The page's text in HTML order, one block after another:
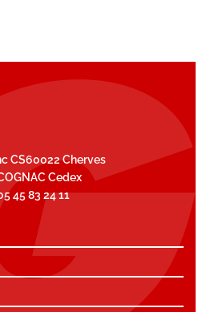
CS60022 Cherves
Cedex
45 83 24 11